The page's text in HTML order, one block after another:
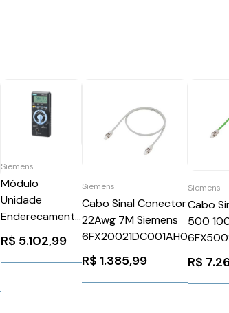
Siemens
Módulo
Unidade
Enderecamento
Asi V3.0 M12
Siemens
3RK19042AB02
R$ 5.102,99
Siemens
Cabo Sinal Conector
22Awg 7M Siemens
6FX20021DC001AH0
R$ 1.385,99
Siemens
Cabo
500
R$